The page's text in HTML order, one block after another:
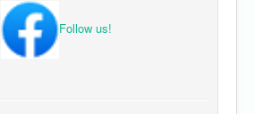
Follow us!